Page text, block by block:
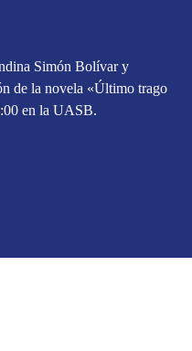
Simón Bolívar y
de la novela «Último trago
en la UASB.